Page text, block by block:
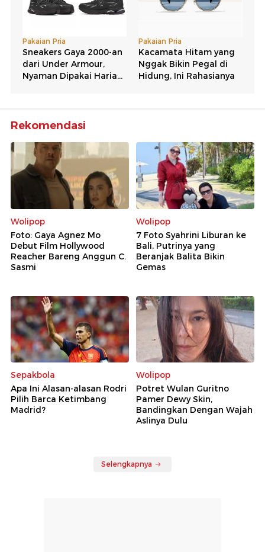
Rekomendasi
Wolipop
Foto: Gaya Agnez Mo
Debut Film Hollywood
Reacher Bareng Anggun C.
Sasmi
Wolipop
7 Foto Syahrini Liburan ke
Bali, Putrinya yang
Beranjak Balita Bikin
Gemas
Sepakbola
Apa Ini Alasan-alasan Rodri
Pilih Barca Ketimbang
Madrid?
Wolipop
Potret Wulan Guritno
Pamer Dewy Skin,
Bandingkan Dengan Wajah
Aslinya Dulu
Selengkapnya